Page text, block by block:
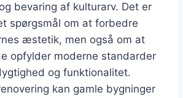
bevaring af kulturarv. Det er
spørgsmål om at forbedre
æstetik, men også om at
opfylder moderne standarder
og funktionalitet.
kan gamle bygninger